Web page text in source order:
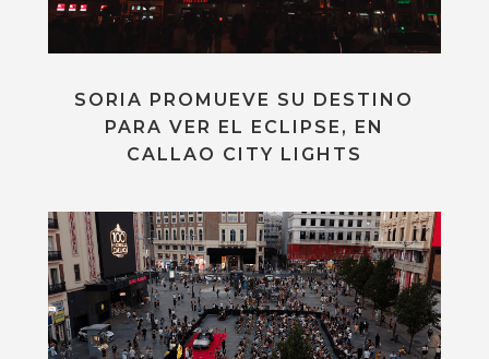
SORIA PROMUEVE SU DESTINO
PARA VER EL ECLIPSE, EN
CALLAO CITY LIGHTS